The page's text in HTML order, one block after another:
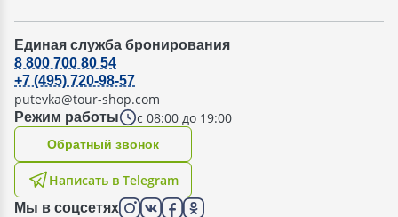
Единая служба бронирования
Режим работы с 08:00 до 19:00
8 800 700 80 54
+7 (495) 720-98-57
putevka@tour-shop.com
Написать в Telegram
Oбратный звонок
Мы в соцсетях